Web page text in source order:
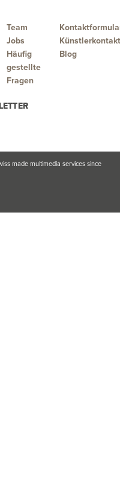
Team
Jobs
Häufig
gestellte
Fragen
Künstlerkontakt
Blog
made multimedia services since